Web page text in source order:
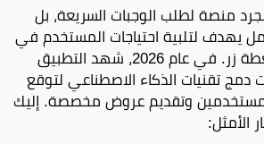
منصة لطلب الوجبات السريعة، بل
يهدف لتلبية احتياجات المستخدم في
منزله أو مكتبه بضغطة زر. في عام 2026، شهد التطبيق
تقنيات الذكاء الاصطناعي لتوقع
وتقديم عروض مخصصة. إليك